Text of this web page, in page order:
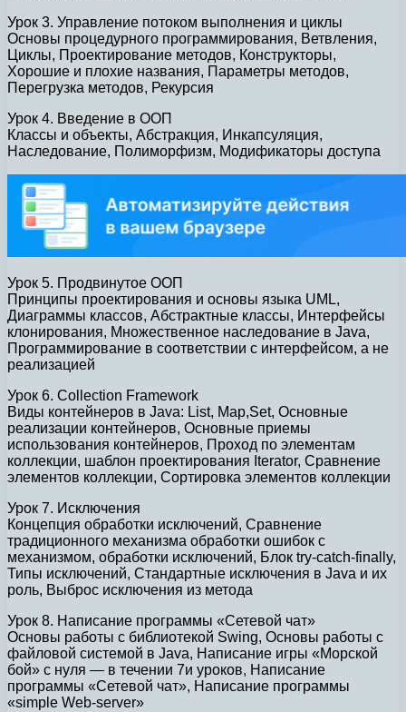
Урок 3. Управление потоком выполнения и циклы
Основы процедурного программирования, Ветвления,
Циклы, Проектирование методов, Конструкторы,
Хорошие и плохие названия, Параметры методов,
Перегрузка методов, Рекурсия
Урок 4. Введение в ООП
Классы и объекты, Абстракция, Инкапсуляция,
Наследование, Полиморфизм, Модификаторы доступа
Урок 5. Продвинутое ООП
Принципы проектирования и основы языка UML,
Диаграммы классов, Абстрактные классы, Интерфейсы
клонирования, Множественное наследование в Java,
Программирование в соответствии с интерфейсом, а не
реализацией
Урок 6. Collеction Framework
Виды контейнеров в Java: List, Map,Set, Основные
реализации контейнеров, Основные приемы
использования контейнеров, Проход по элементам
коллекции, шаблон проектирования Iterator, Сравнение
элементов коллекции, Сортировка элементов коллекции
Урок 7. Исключения
Концепция обработки исключений, Сравнение
традиционного механизма обработки ошибок с
механизмом, обработки исключений, Блок try-catch-finally,
Типы исключений, Стандартные исключения в Java и их
роль, Выброс исключения из метода
Урок 8. Написание программы «Сетевой чат»
Основы работы с библиотекой Swing, Основы работы с
файловой системой в Java, Написание игры «Морской
бой» с нуля — в течении 7и уроков, Написание
программы «Сетевой чат», Написание программы
«simple Web-server»